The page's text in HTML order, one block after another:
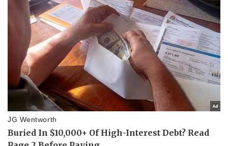
Pháp luật
Tin nóng
Tư vấn luật
Quân sự - Quốc phòng
Vũ khí
Việt Nam
Phân tích